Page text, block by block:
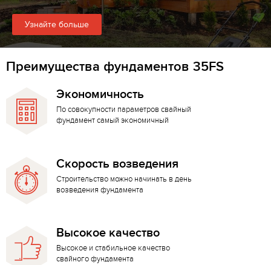
Узнайте больше
Преимущества фундаментов 35FS
Экономичность
По совокупности параметров свайный
фундамент самый экономичный
Скорость возведения
Строительство можно начинать в день
возведения фундамента
Высокое качество
Высокое и стабильное качество
свайного фундамента